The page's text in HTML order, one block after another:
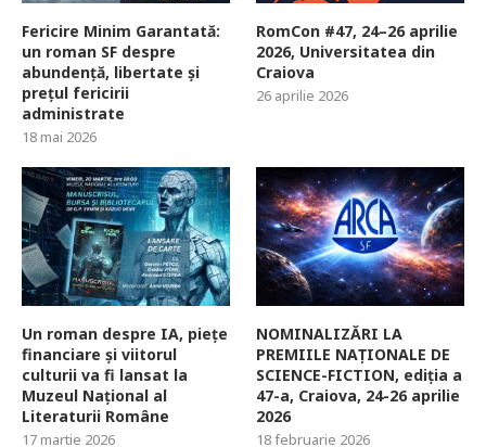
Fericire Minim Garantată:
un roman SF despre
abundență, libertate și
prețul fericirii
administrate
18 mai 2026
RomCon #47, 24–26 aprilie
2026, Universitatea din
Craiova
26 aprilie 2026
Un roman despre IA, piețe
financiare și viitorul
culturii va fi lansat la
Muzeul Național al
Literaturii Române
17 martie 2026
NOMINALIZĂRI LA
PREMIILE NAȚIONALE DE
SCIENCE-FICTION, ediția a
47-a, Craiova, 24-26 aprilie
2026
18 februarie 2026